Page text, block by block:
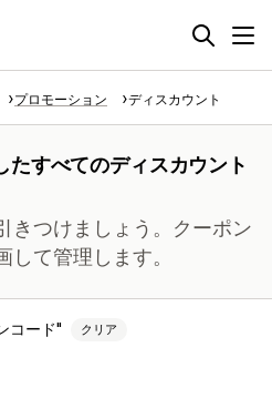
プロモーション ディスカウント
たすべてのディスカウント
きつけましょう。クーポン
して管理します。
コード クリア